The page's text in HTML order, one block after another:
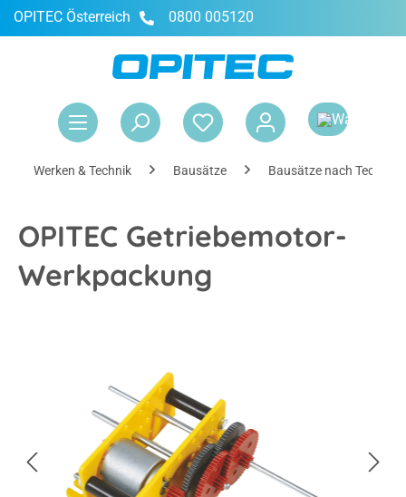
springen
OPITEC Österreich 0800 005120
Werken & Technik Bausätze Bausätze nach Technik
OPITEC Getriebemotor-
Werkpackung